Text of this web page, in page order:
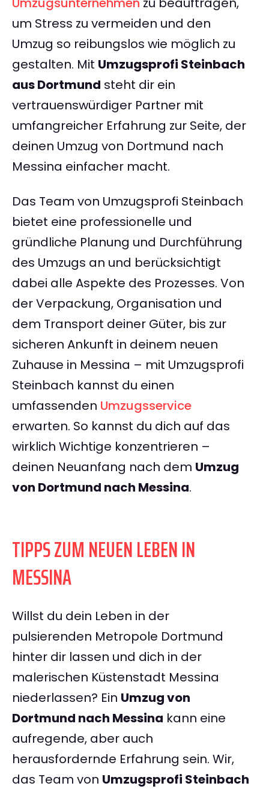
um Stress zu vermeiden und den
Umzug so reibungslos wie möglich zu
gestalten. Mit Umzugsprofi Steinbach
aus Dortmund steht dir ein
vertrauenswürdiger Partner mit
umfangreicher Erfahrung zur Seite, der
deinen Umzug von Dortmund nach
Messina einfacher macht.
Das Team von Umzugsprofi Steinbach
bietet eine professionelle und
gründliche Planung und Durchführung
des Umzugs an und berücksichtigt
dabei alle Aspekte des Prozesses. Von
der Verpackung, Organisation und
dem Transport deiner Güter, bis zur
sicheren Ankunft in deinem neuen
Zuhause in Messina – mit Umzugsprofi
Steinbach kannst du einen
umfassenden Umzugsservice
erwarten. So kannst du dich auf das
wirklich Wichtige konzentrieren –
deinen Neuanfang nach dem Umzug
von Dortmund nach Messina.
TIPPS ZUM NEUEN LEBEN IN
MESSINA
Willst du dein Leben in der
pulsierenden Metropole Dortmund
hinter dir lassen und dich in der
malerischen Küstenstadt Messina
niederlassen? Ein Umzug von
Dortmund nach Messina kann eine
aufregende, aber auch
herausfordernde Erfahrung sein. Wir,
das Team von Umzugsprofi Steinbach